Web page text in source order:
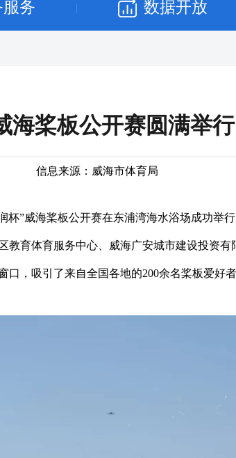
务 | 数据开放
海桨板公开赛圆满举行
信息来源： 威海市体育局
杯”威海桨板公开赛在东浦湾海水浴场成功举
育体育服务中心、威海广安城市建设投资有
，吸引了来自全国各地的200余名桨板爱好